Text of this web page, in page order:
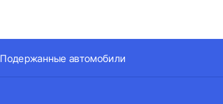
Подержанные автомобили